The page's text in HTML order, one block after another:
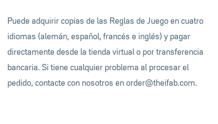
Puede adquirir copias de las Reglas de Juego en cuatro
idiomas (alemán, español, francés e inglés) y pagar
directamente desde la tienda virtual o por transferencia
bancaria. Si tiene cualquier problema al procesar el
pedido, contacte con nosotros en order@theifab.com